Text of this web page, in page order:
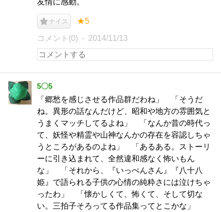
友情に感動。
ナイス ★5
コメント(0) 2014/11/13
5〇5
「郷愁を感じさせる作品群だわね」 「そうだ
ね。異形の話なんだけど、昭和や地方の雰囲気と
うまくマッチしてるよね」 「なんか昔の時代っ
て、妖怪や精霊や山神なんかの存在を容認しちゃ
うところがあるのよね」 「あるある。ストーリ
ーに引き込まれて、全然違和感なく怖いもん
な」 「それから、『いっぺんさん』『八十八
姫』で語られる子供の心情の純粋さには泣けちゃ
ったわ」 「懐かしくて、怖くて、そして切な
い。三拍子そろってる作品集ってとこかな」